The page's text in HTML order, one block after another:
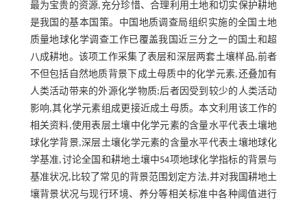
最为宝贵的资源,充分珍惜、合理利用土地和切实保护耕地
是我国的基本国策。中国地质调查局组织实施的全国土地
质量地球化学调查工作已覆盖我国近三分之一的国土和超
八成耕地。该项工作采集了表层和深层两套土壤样品,前者
不但包括自然地质背景下成土母质中的化学元素,还叠加有
人类活动带来的外源化学物质;后者因受到较少的人类活动
影响,其化学元素组成更接近成土母质。本文利用该工作的
相关资料,使用表层土壤中化学元素的含量水平代表土壤地
球化学背景,深层土壤化学元素的含量水平代表土壤地球化
学基准,讨论全国和耕地土壤中54项地球化学指标的背景与
基准状况,比较了常见的背景范围划定方法,并对我国耕地土
壤背景状况与现行环境、养分等相关标准中各种阈值进行